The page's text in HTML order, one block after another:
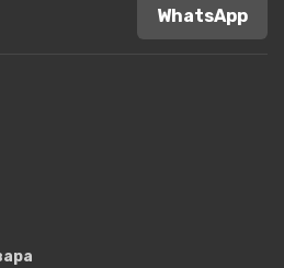
WhatsApp